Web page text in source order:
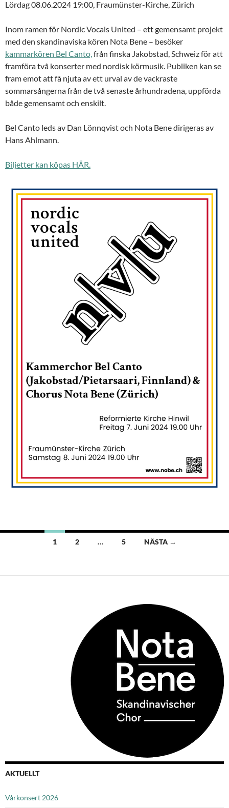
Lördag 08.06.2024 19:00, Fraumünster-Kirche, Zürich
Inom ramen för Nordic Vocals United – ett gemensamt projekt
med den skandinaviska kören Nota Bene – besöker
kammarkören Bel Canto,från finska Jakobstad, Schweiz för att
framföra två konserter med nordisk körmusik. Publiken kan se
fram emot att få njuta av ett urval av de vackraste
sommarsångerna från de två senaste århundradena, uppförda
både gemensamt och enskilt.
Bel Canto leds av Dan Lönnqvist och Nota Bene dirigeras av
Hans Ahlmann.
Biljetter kan köpas HÄR.
Inläggsnavigering
1 2 … 5 NÄSTA →
AKTUELLT
Vårkonsert 2026